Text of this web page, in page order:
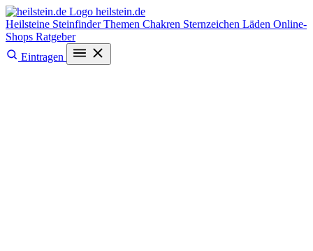
heilstein.de
Heilsteine SteinfinderThemen Chakren Sternzeichen Läden Online-
Shops Ratgeber
Eintragen